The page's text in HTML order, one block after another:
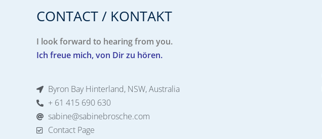
CONTACT / KONTAKT
I look forward to hearing from you.
Ich freue mich, von Dir zu hören.
Byron Bay Hinterland, NSW, Australia
+ 61 415 690 630
sabine@sabinebrosche.com
Contact Page